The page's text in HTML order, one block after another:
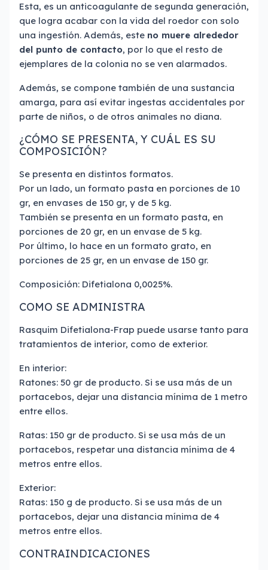
Esta, es un anticoagulante de segunda generación,
que logra acabar con la vida del roedor con solo
una ingestión. Además, este no muere alrededor
del punto de contacto, por lo que el resto de
ejemplares de la colonia no se ven alarmados.
Además, se compone también de una sustancia
amarga, para así evitar ingestas accidentales por
parte de niños, o de otros animales no diana.
¿CÓMO SE PRESENTA, Y CUÁL ES SU
COMPOSICIÓN?
Se presenta en distintos formatos.
Por un lado, un formato pasta en porciones de 10
gr, en envases de 150 gr, y de 5 kg.
También se presenta en un formato pasta, en
porciones de 20 gr, en un envase de 5 kg.
Por último, lo hace en un formato grato, en
porciones de 25 gr, en un envase de 150 gr.
Composición: Difetialona 0,0025%.
COMO SE ADMINISTRA
Rasquim Difetialona-Frap puede usarse tanto para
tratamientos de interior, como de exterior.
En interior:
Ratones: 50 gr de producto. Si se usa más de un
portacebos, dejar una distancia mínima de 1 metro
entre ellos.
Ratas: 150 gr de producto. Si se usa más de un
portacebos, respetar una distancia mínima de 4
metros entre ellos.
Exterior:
Ratas: 150 g de producto. Si se usa más de un
portacebos, dejar una distancia mínima de 4
metros entre ellos.
CONTRAINDICACIONES